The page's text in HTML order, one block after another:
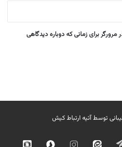
برای زمانی که دوباره دیدگاهی
توسطآتیه ارتباط کیش
تلگرام